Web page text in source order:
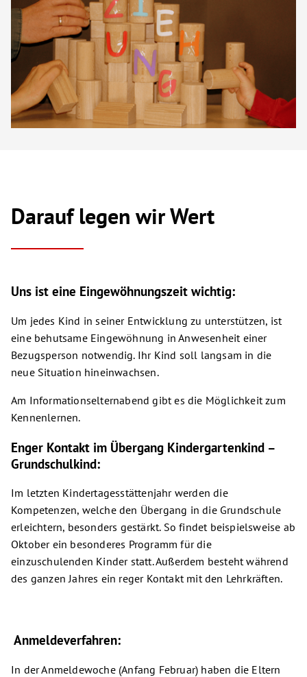
Darauf legen wir Wert
Uns ist eine Eingewöhnungszeit wichtig:
Um jedes Kind in seiner Entwicklung zu unterstützen, ist
eine behutsame Eingewöhnung in Anwesenheit einer
Bezugsperson notwendig. Ihr Kind soll langsam in die
neue Situation hineinwachsen.
Am Informationselternabend gibt es die Möglichkeit zum
Kennenlernen.
Enger Kontakt im Übergang Kindergartenkind –
Grundschulkind:
Im letzten Kindertagesstättenjahr werden die
Kompetenzen, welche den Übergang in die Grundschule
erleichtern, besonders gestärkt. So findet beispielsweise ab
Oktober ein besonderes Programm für die
einzuschulenden Kinder statt. Außerdem besteht während
des ganzen Jahres ein reger Kontakt mit den Lehrkräften.
Anmeldeverfahren:
In der Anmeldewoche (Anfang Februar) haben die Eltern